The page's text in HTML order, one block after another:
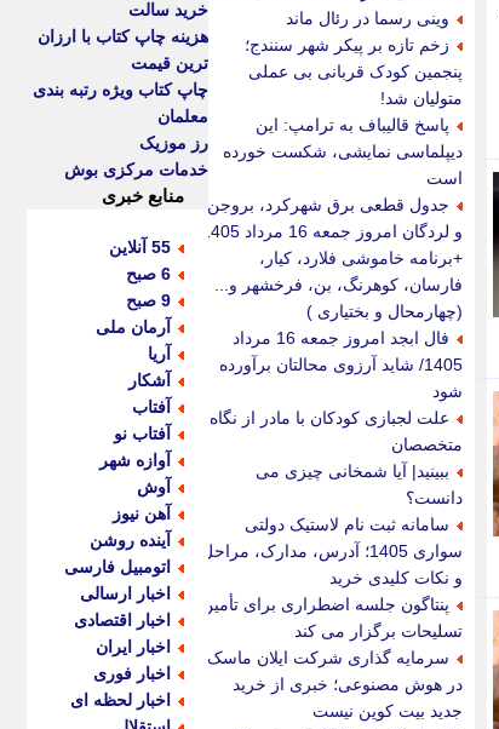
وینی رسما در رئال ماند
زخم تازه بر پیکر شهر سنندج؛
پنجمین کودک قربانی بی عملی
متولیان شد!
پاسخ قالیباف به ترامپ: این
دیپلماسی نمایشی، شکست خورده
است
جدول قطعی برق شهرکرد، بروجن
و لردگان امروز جمعه 16 مرداد 1405
+برنامه خاموشی فلارد، کیار،
فارسان، کوهرنگ، بن، فرخشهر و...
(چهارمحال و بختیاری )
فال ابجد امروز جمعه 16 مرداد
1405/ شاید آرزوی محالتان برآورده
شود
علت لجبازی کودکان با مادر از نگاه
متخصصان
ببینید| آیا شمخانی چیزی می
دانست؟
سامانه ثبت نام لاستیک دولتی
سواری 1405؛ آدرس، مدارک، مراحل
و نکات کلیدی خرید
پنتاگون جلسه اضطراری برای تأمین
تسلیحات برگزار می کند
سرمایه گذاری شرکت ایلان ماسک
در هوش مصنوعی؛ خبری از خرید
جدید بیت کوین نیست
خرید سالت
هزینه چاپ کتاب با ارزان
ترین قیمت
چاپ کتاب ویژه رتبه بندی
معلمان
رز موزیک
خدمات مرکزی بوش
منابع خبری
55 آنلاین
6 صبح
9 صبح
آرمان ملی
آریا
آشکار
آفتاب
آفتاب نو
آوازه شهر
آوش
آهن نیوز
آینده روشن
اتومبیل فارسی
اخبار ارسالی
اخبار اقتصادی
اخبار ایران
اخبار فوری
اخبار لحظه ای